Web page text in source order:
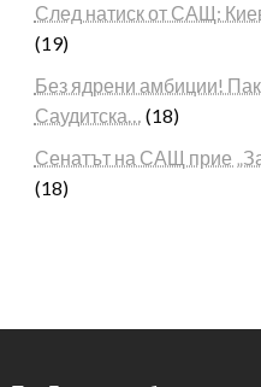
След натиск от САЩ:
(19)
Без ядрени амбиции!
Саудитска… (18)
Сенатът на САЩ прие
(18)